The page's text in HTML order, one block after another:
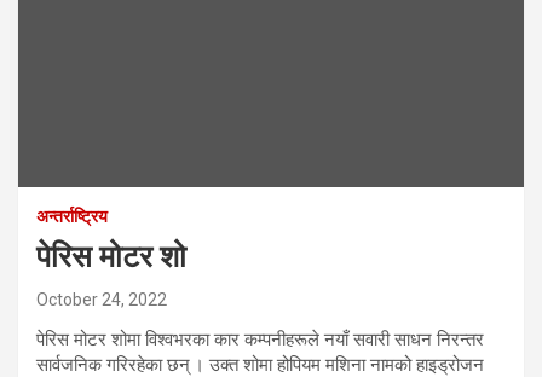
अन्तर्राष्ट्रिय
पेरिस मोटर शो
October 24, 2022
पेरिस मोटर शोमा विश्वभरका कार कम्पनीहरूले नयाँ सवारी साधन निरन्तर
सार्वजनिक गरिरहेका छन् । उक्त शोमा होपियम मशिना नामको हाइड्रोजन